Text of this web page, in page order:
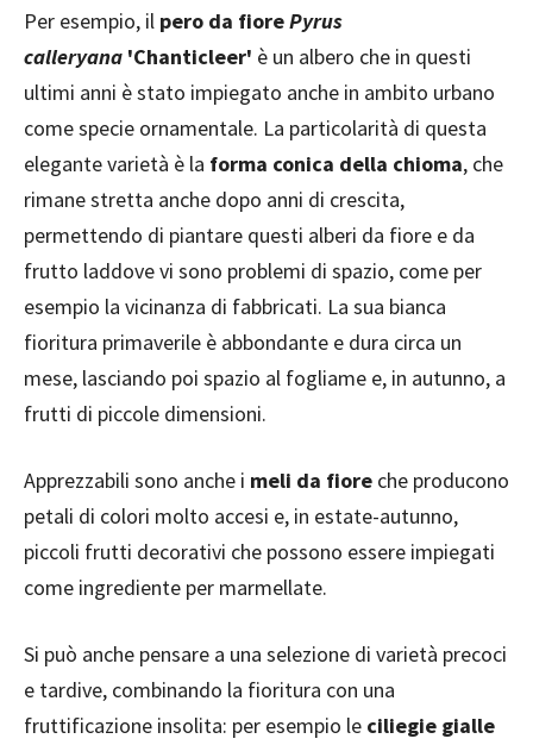
Per esempio, il pero da fiorePyrus
calleryana 'Chanticleer' è un albero che in questi
ultimi anni è stato impiegato anche in ambito urbano
come specie ornamentale. La particolarità di questa
elegante varietà è la forma conica della chioma, che
rimane stretta anche dopo anni di crescita,
permettendo di piantare questi alberi da fiore e da
frutto laddove vi sono problemi di spazio, come per
esempio la vicinanza di fabbricati. La sua bianca
fioritura primaverile è abbondante e dura circa un
mese, lasciando poi spazio al fogliame e, in autunno, a
frutti di piccole dimensioni.
Apprezzabili sono anche i meli da fiore che producono
petali di colori molto accesi e, in estate-autunno,
piccoli frutti decorativi che possono essere impiegati
come ingrediente per marmellate.
Si può anche pensare a una selezione di varietà precoci
e tardive, combinando la fioritura con una
fruttificazione insolita: per esempio le ciliegie gialle